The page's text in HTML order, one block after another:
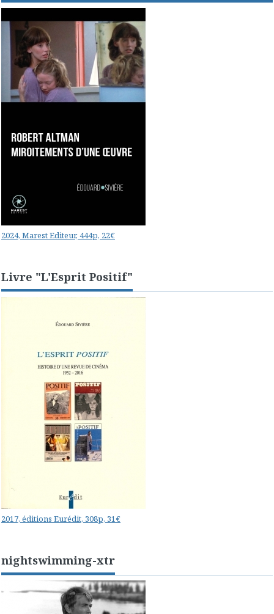
2024, Marest Editeur, 444p, 22€
Livre "L'Esprit Positif"
2017, éditions Eurédit, 308p, 31€
nightswimming-xtr